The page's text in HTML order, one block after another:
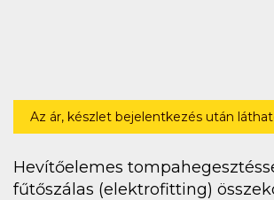
Az ár, készlet bejelentkezés után
Hevítőelemes
fűtőszálas (elektrofitting)